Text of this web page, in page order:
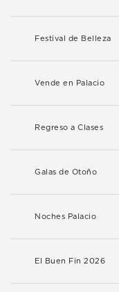
Festival de Belleza
Vende en Palacio
Regreso a Clases
Galas de Otoño
Noches Palacio
El Buen Fin 2026